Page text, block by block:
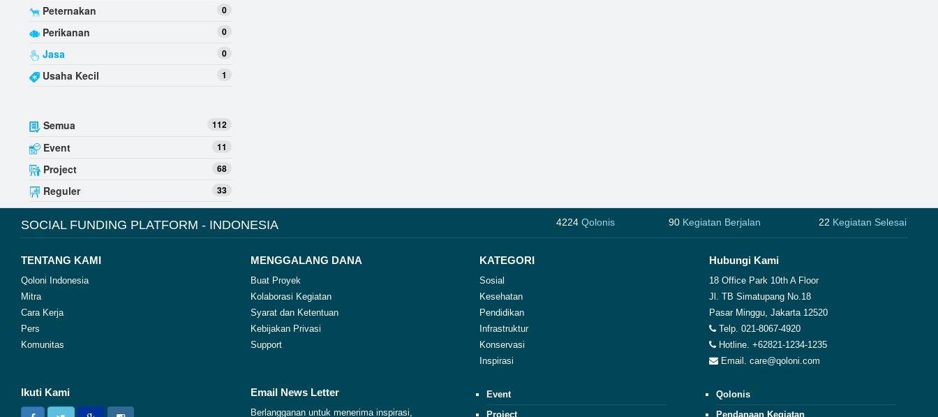
Peternakan 0
Perikanan 0
Jasa 0
Usaha Kecil 1
Semua 112
Event 11
Project 68
Reguler 33
SOCIAL FUNDING PLATFORM - INDONESIA 4224 Qolonis 90 Kegiatan Berjalan 22 Kegiatan Selesai
TENTANG KAMI
Qoloni Indonesia
Mitra
Cara Kerja
Pers
Komunitas
MENGGALANG DANA
Buat Proyek
Kolaborasi Kegiatan
Syarat dan Ketentuan
Kebijakan Privasi
Support
KATEGORI
Sosial
Kesehatan
Pendidikan
Infrastruktur
Konservasi
Inspirasi
Hubungi Kami
18 Office Park 10th A Floor
Jl. TB Simatupang No.18
Pasar Minggu, Jakarta 12520
Telp. 021-8067-4920
Hotline. +62821-1234-1235
Email. care@qoloni.com
Ikuti Kami Email News Letter
Berlangganan untuk menerima inspirasi,
Event
Project
Qolonis
Pendanaan Kegiatan